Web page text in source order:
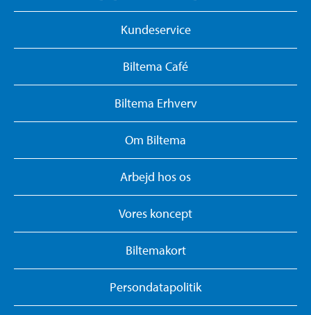
Kundeservice
Biltema Café
Biltema Erhverv
Om Biltema
Arbejd hos os
Vores koncept
Biltemakort
Persondatapolitik